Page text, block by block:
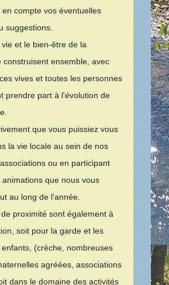
compte vos éventuelles
suggestions.
et le bien-être de la
construisent ensemble, avec
vives et toutes les personnes
prendre part à l'évolution de
que vous puissiez vous
la vie locale au sein de nos
ou en participant
animations que nous vous
au long de l'année.
proximité sont également à
soit pour la garde et les
enfants, (crèche, nombreuses
agréées, associations
dans le domaine des activités